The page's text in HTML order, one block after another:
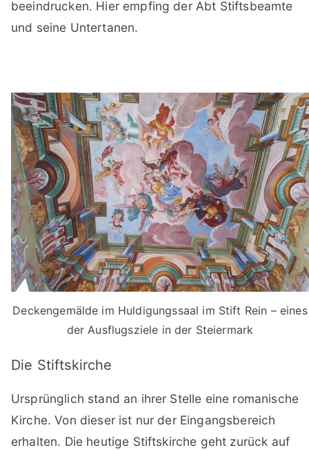
beeindrucken. Hier empfing der Abt Stiftsbeamte
und seine Untertanen.
Deckengemälde im Huldigungssaal im Stift Rein – eines
der Ausflugsziele in der Steiermark
Die Stiftskirche
Ursprünglich stand an ihrer Stelle eine romanische
Kirche. Von dieser ist nur der Eingangsbereich
erhalten. Die heutige Stiftskirche geht zurück auf